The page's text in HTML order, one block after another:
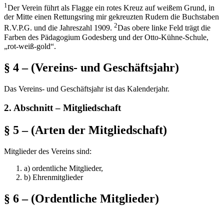
1Der Verein führt als Flagge ein rotes Kreuz auf weißem Grund, in
der Mitte einen Rettungsring mir gekreuzten Rudern die Buchstaben
R.V.P.G. und die Jahreszahl 1909. 2Das obere linke Feld trägt die
Farben des Pädagogium Godesberg und der Otto-Kühne-Schule,
„rot-weiß-gold“.
§ 4 – (Vereins- und Geschäftsjahr)
Das Vereins- und Geschäftsjahr ist das Kalenderjahr.
2. Abschnitt – Mitgliedschaft
§ 5 – (Arten der Mitgliedschaft)
Mitglieder des Vereins sind:
a) ordentliche Mitglieder,
b) Ehrenmitglieder
§ 6 – (Ordentliche Mitglieder)